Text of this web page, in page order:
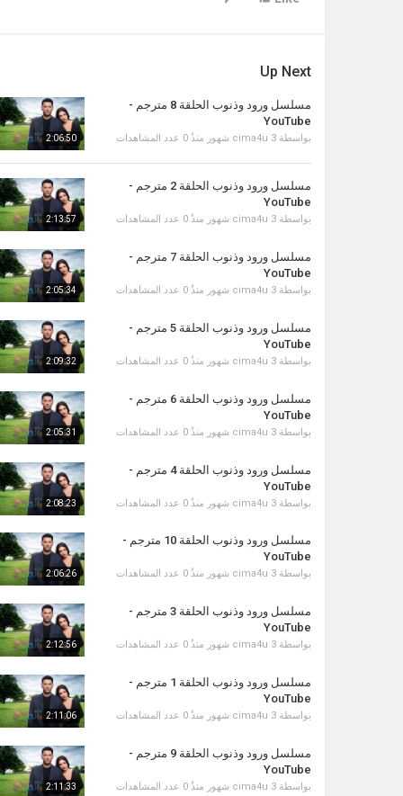
Up Next
2:06:50
مسلسل ورود وذنوب الحلقة 8 مترجم -
YouTube
بواسطة cima4u 3 شهور منذُ 0 عدد المشاهدات
2:13:57
مسلسل ورود وذنوب الحلقة 2 مترجم -
YouTube
بواسطة cima4u 3 شهور منذُ 0 عدد المشاهدات
2:05:34
مسلسل ورود وذنوب الحلقة 7 مترجم -
YouTube
بواسطة cima4u 3 شهور منذُ 0 عدد المشاهدات
2:09:32
مسلسل ورود وذنوب الحلقة 5 مترجم -
YouTube
بواسطة cima4u 3 شهور منذُ 0 عدد المشاهدات
2:05:31
مسلسل ورود وذنوب الحلقة 6 مترجم -
YouTube
بواسطة cima4u 3 شهور منذُ 0 عدد المشاهدات
2:08:23
مسلسل ورود وذنوب الحلقة 4 مترجم -
YouTube
بواسطة cima4u 3 شهور منذُ 0 عدد المشاهدات
2:06:26
مسلسل ورود وذنوب الحلقة 10 مترجم -
YouTube
بواسطة cima4u 3 شهور منذُ 0 عدد المشاهدات
2:12:56
مسلسل ورود وذنوب الحلقة 3 مترجم -
YouTube
بواسطة cima4u 3 شهور منذُ 0 عدد المشاهدات
2:11:06
مسلسل ورود وذنوب الحلقة 1 مترجم -
YouTube
بواسطة cima4u 3 شهور منذُ 0 عدد المشاهدات
2:11:33
مسلسل ورود وذنوب الحلقة 9 مترجم -
YouTube
بواسطة cima4u 3 شهور منذُ 0 عدد المشاهدات